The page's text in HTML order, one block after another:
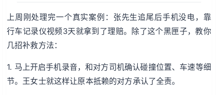
上周刚处理完一个真实案例：张先生追尾后手机没电，靠
行车记录仪视频3天就拿到了理赔。除了这个黑匣子，教你
几招补救方法：
1. 马上开启手机录音，和对方司机确认碰撞位置、车速等细
节。王女士就这样让原本抵赖的对方承认了全责。